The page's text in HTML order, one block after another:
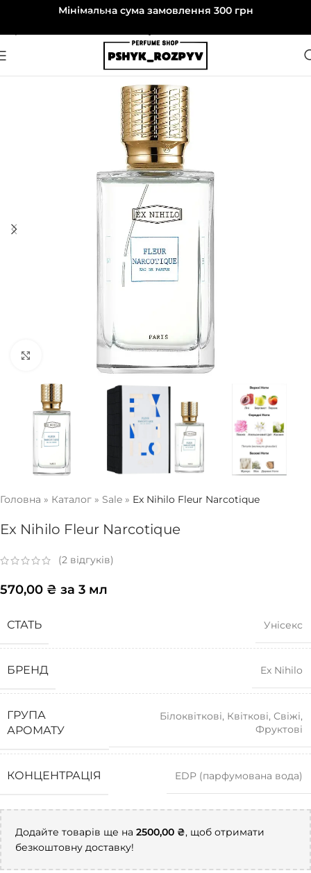
Перейти до навігаціїМінімальна сума замовлення 300 грн
Натисніть, щоб збільшити
Головна » Каталог » Sale » Ex Nihilo Fleur Narcotique
Ex Nihilo Fleur Narcotique
(2 відгуків)
570,00 ₴ за 3 мл
СТАТЬ Унісекс
БРЕНД Ex Nihilo
ГРУПА
АРОМАТУ
Білоквіткові, Квіткові, Свіжі,
Фруктові
КОНЦЕНТРАЦІЯ EDP (парфумована вода)
Додайте товарів ще на 2500,00 ₴, щоб отримати
безкоштовну доставку!